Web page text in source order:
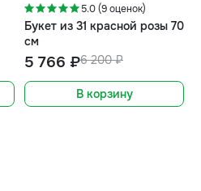
5.0 (9 оценок)
Букет из 31 красной розы 70
см
6 200 ₽
5 766 ₽
В корзину